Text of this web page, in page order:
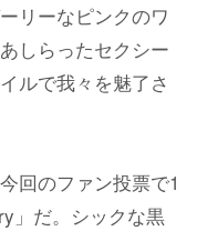
リーなピンクのワ
しらったセクシー
ルで我々を魅了さ
回のファン投票で1
」だ。シックな黒